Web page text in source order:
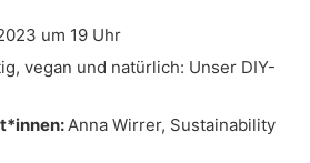
um 19 Uhr
vegan und natürlich: Unser DIY-
Anna Wirrer, Sustainability